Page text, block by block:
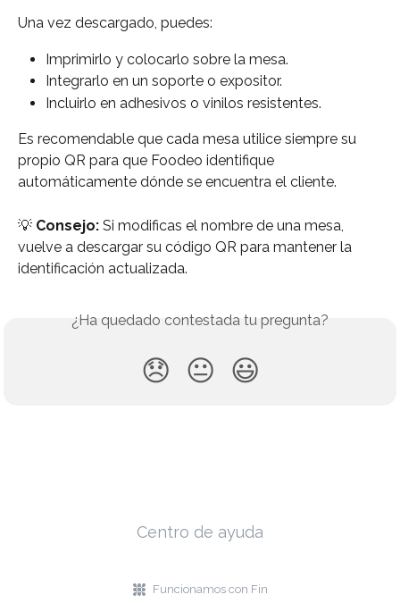
Una vez descargado, puedes:
Imprimirlo y colocarlo sobre la mesa.
Integrarlo en un soporte o expositor.
Incluirlo en adhesivos o vinilos resistentes.
Es recomendable que cada mesa utilice siempre su
propio QR para que Foodeo identifique
automáticamente dónde se encuentra el cliente.
💡 Consejo: Si modificas el nombre de una mesa,
vuelve a descargar su código QR para mantener la
identificación actualizada.
¿Ha quedado contestada tu pregunta?
😞 😐 😃
Centro de ayuda
Funcionamos con Fin